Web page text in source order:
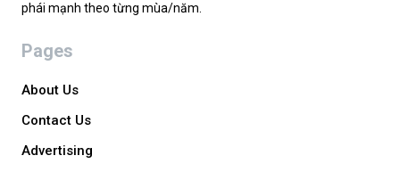
phái mạnh theo từng mùa/năm.
Pages
About Us
Contact Us
Advertising